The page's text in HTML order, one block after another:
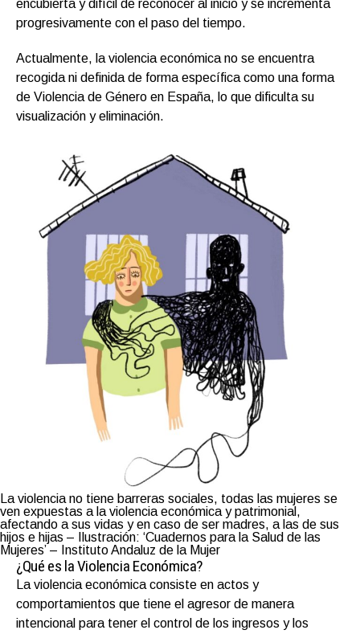
encubierta y difícil de reconocer al inicio y se incrementa
progresivamente con el paso del tiempo.
Actualmente, la violencia económica no se encuentra
recogida ni definida de forma específica como una forma
de Violencia de Género en España, lo que dificulta su
visualización y eliminación.
La violencia no tiene barreras sociales, todas las mujeres se
ven expuestas a la violencia económica y patrimonial,
afectando a sus vidas y en caso de ser madres, a las de sus
hijos e hijas – Ilustración: ‘Cuadernos para la Salud de las
Mujeres’ – Instituto Andaluz de la Mujer
¿Qué es la Violencia Económica?
La violencia económica consiste en actos y
comportamientos que tiene el agresor de manera
intencional para tener el control de los ingresos y los